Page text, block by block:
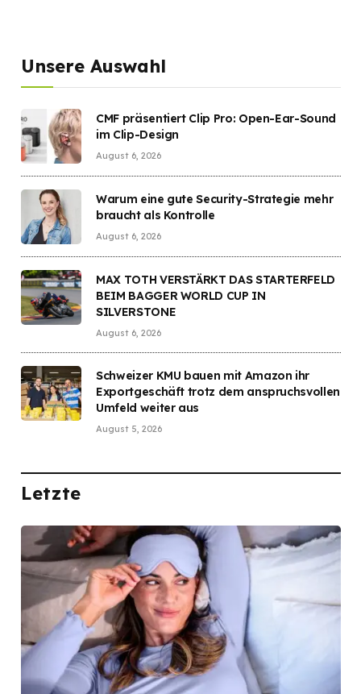
Unsere Auswahl
CMF präsentiert Clip Pro: Open-Ear-Sound
im Clip-Design
August 6, 2026
Warum eine gute Security-Strategie mehr
braucht als Kontrolle
August 6, 2026
MAX TOTH VERSTÄRKT DAS STARTERFELD
BEIM BAGGER WORLD CUP IN
SILVERSTONE
August 6, 2026
Schweizer KMU bauen mit Amazon ihr
Exportgeschäft trotz dem anspruchsvollen
Umfeld weiter aus
August 5, 2026
Letzte